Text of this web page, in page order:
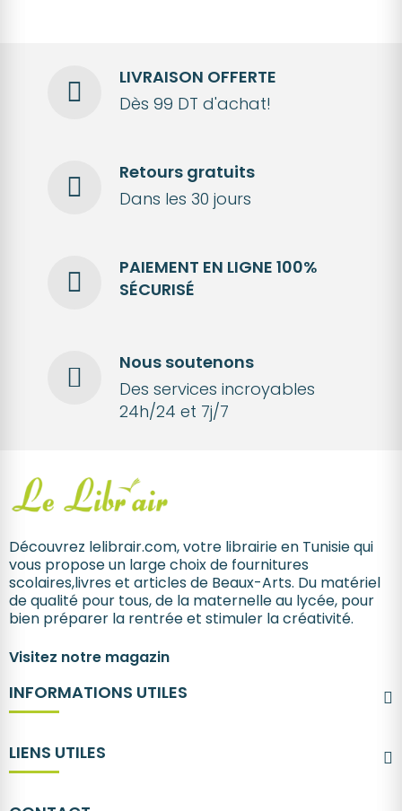
LIVRAISON OFFERTE
Dès 99 DT d'achat!
Retours gratuits
Dans les 30 jours
PAIEMENT EN LIGNE 100%
SÉCURISÉ
Nous soutenons
Des services incroyables
24h/24 et 7j/7
Découvrez lelibrair.com, votre librairie en Tunisie qui
vous propose un large choix de fournitures
scolaires,livres et articles de Beaux-Arts. Du matériel
de qualité pour tous, de la maternelle au lycée, pour
bien préparer la rentrée et stimuler la créativité.
Visitez notre magazin
INFORMATIONS UTILES
LIENS UTILES